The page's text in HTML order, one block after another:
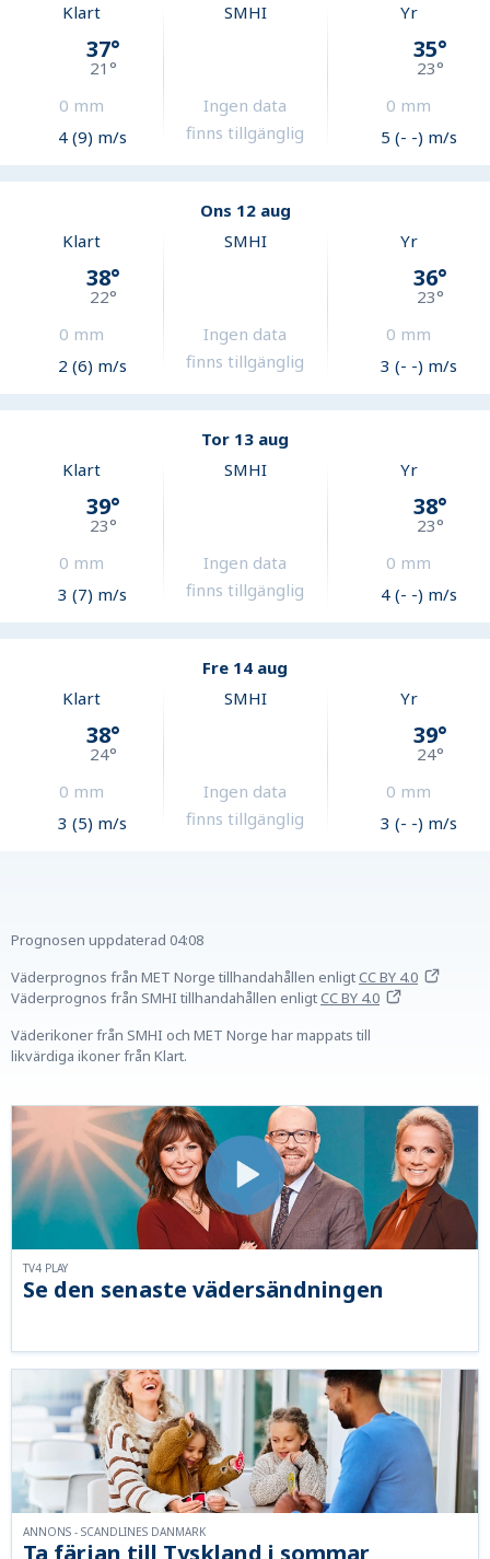
Klart
37°
21°
0 mm
4 (9) m/s
SMHI
Ingen data
finns tillgänglig
Yr
35°
23°
0 mm
5 (- -) m/s
Ons 12 aug
Klart
38°
22°
0 mm
2 (6) m/s
SMHI
Ingen data
finns tillgänglig
Yr
36°
23°
0 mm
3 (- -) m/s
Tor 13 aug
Klart
39°
23°
0 mm
3 (7) m/s
SMHI
Ingen data
finns tillgänglig
Yr
38°
23°
0 mm
4 (- -) m/s
Fre 14 aug
Klart
38°
24°
0 mm
3 (5) m/s
SMHI
Ingen data
finns tillgänglig
Yr
39°
24°
0 mm
3 (- -) m/s
Prognosen uppdaterad 04:08
Väderprognos från MET Norge tillhandahållen enligtCC BY 4.0
Väderprognos från SMHI tillhandahållen enligtCC BY 4.0
Väderikoner från SMHI och MET Norge har mappats till
likvärdiga ikoner från Klart.
Se den senaste vädersändningen
TV4 PLAY
ANNONS - SCANDLINES DANMARK